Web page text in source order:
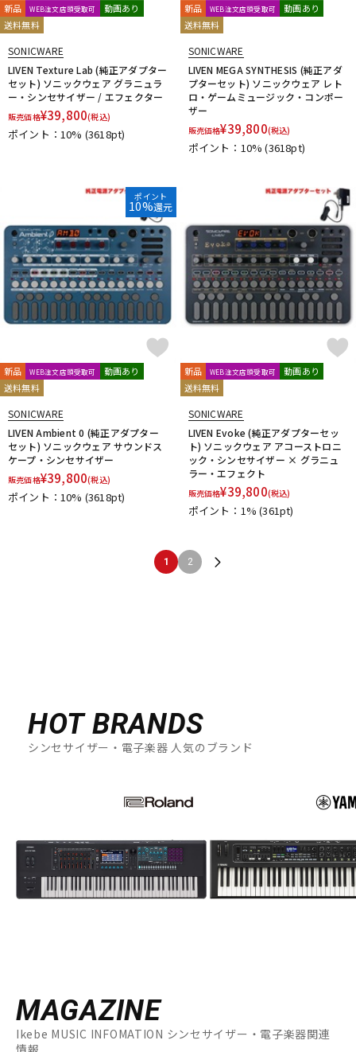
新品 WEB注文店頭受取可
動画あり
送料無料
SONICWARE
LIVEN Texture Lab (純正アダプター
セット) ソニックウェア グラニュラ
ー・シンセサイザー / エフェクター
販売価格¥39,800(税込)
ポイント：10% (3618pt)
新品 WEB注文店頭受取可
動画あり
送料無料
SONICWARE
LIVEN MEGA SYNTHESIS (純正アダ
プターセット) ソニックウェア レト
ロ・ゲームミュージック・コンポー
ザー
販売価格¥39,800(税込)
ポイント：10%(3618pt)
ポイント
10%還元
新品 WEB注文店頭受取可
動画あり
送料無料
SONICWARE
LIVEN Ambient 0 (純正アダプター
セット) ソニックウェア サウンドス
ケープ・シンセサイザー
販売価格¥39,800(税込)
ポイント：10% (3618pt)
新品 WEB注文店頭受取可
動画あり
送料無料
SONICWARE
LIVEN Evoke (純正アダプターセッ
ト) ソニックウェア アコーストロニ
ック・シンセサイザー × グラニュ
ラー・エフェクト
販売価格¥39,800(税込)
ポイント：1%(361pt)
1 2
HOT BRANDS
シンセサイザー・電子楽器 人気のブランド
MAGAZINE
Ikebe MUSIC INFOMATION シンセサイザー・電子楽器関連